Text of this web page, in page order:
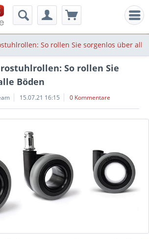
So rollen Sie sorgenlos über alle
So rollen Sie
Böden
15.07.21 16:15 0 Kommentare